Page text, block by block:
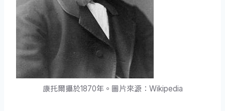
康托爾攝於1870年。圖片來源：Wikipedia